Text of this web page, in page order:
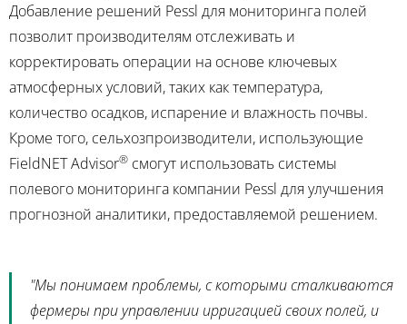
Добавление решений Pessl для мониторинга полей
позволит производителям отслеживать и
корректировать операции на основе ключевых
атмосферных условий, таких как температура,
количество осадков, испарение и влажность почвы.
Кроме того, сельхозпроизводители, использующие
FieldNET Advisor® смогут использовать системы
полевого мониторинга компании Pessl для улучшения
прогнозной аналитики, предоставляемой решением.
"Мы понимаем проблемы, с которыми сталкиваются
фермеры при управлении ирригацией своих полей, и